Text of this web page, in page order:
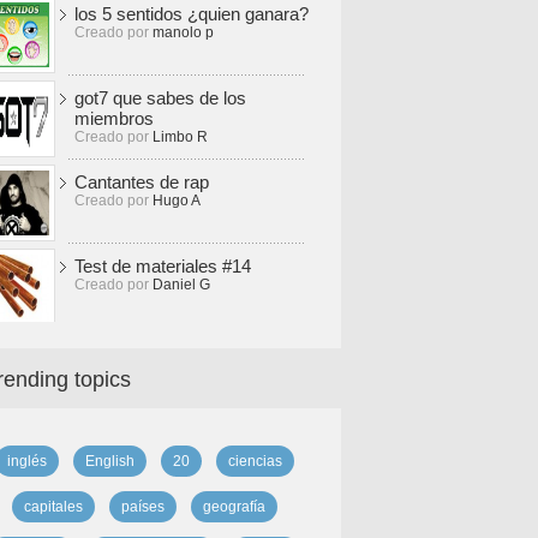
los 5 sentidos ¿quien ganara?
Creado por manolo p
got7 que sabes de los
miembros
Creado por Limbo R
Cantantes de rap
Creado por Hugo A
Test de materiales #14
Creado por Daniel G
topics
inglés English 20 ciencias
capitales países geografía